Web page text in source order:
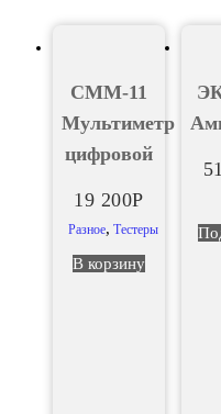
CMM-11
Мультиметр
цифровой
19 200Р
Разное, Тестеры
В корзину